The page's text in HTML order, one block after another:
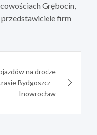
Grębocin,
przedstawiciele firm
na drodze
Bydgoszcz –
Inowrocław